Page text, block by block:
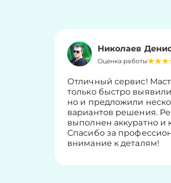
Николаев
Оценка работы
Отличный сервис!
только быстро
но и предложили
вариантов решения.
выполнен аккуратно и
Спасибо за
внимание к деталям!